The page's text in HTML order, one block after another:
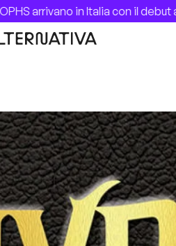
arrivano in Italia con il debut